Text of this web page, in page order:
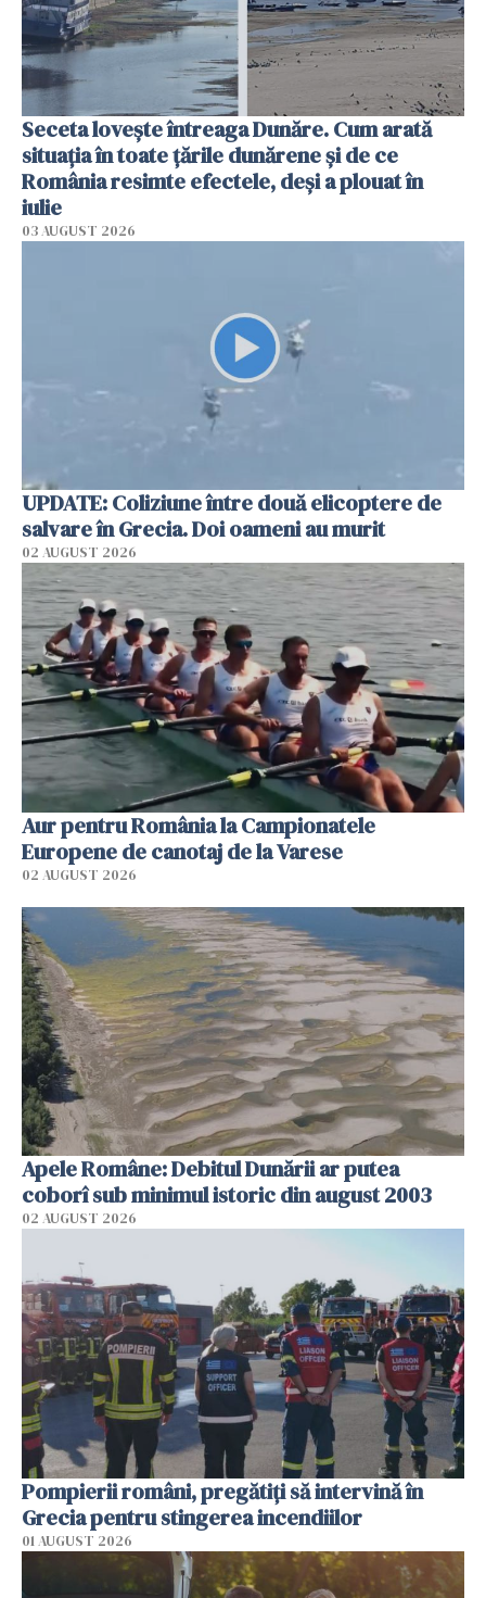
Seceta lovește întreaga Dunăre. Cum arată
situația în toate țările dunărene și de ce
România resimte efectele, deși a plouat în
iulie
03 AUGUST 2026
UPDATE: Coliziune între două elicoptere de
salvare în Grecia. Doi oameni au murit
02 AUGUST 2026
Aur pentru România la Campionatele
Europene de canotaj de la Varese
02 AUGUST 2026
Apele Române: Debitul Dunării ar putea
coborî sub minimul istoric din august 2003
02 AUGUST 2026
Pompierii români, pregătiţi să intervină în
Grecia pentru stingerea incendiilor
01 AUGUST 2026